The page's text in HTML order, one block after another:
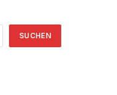
SUCHEN